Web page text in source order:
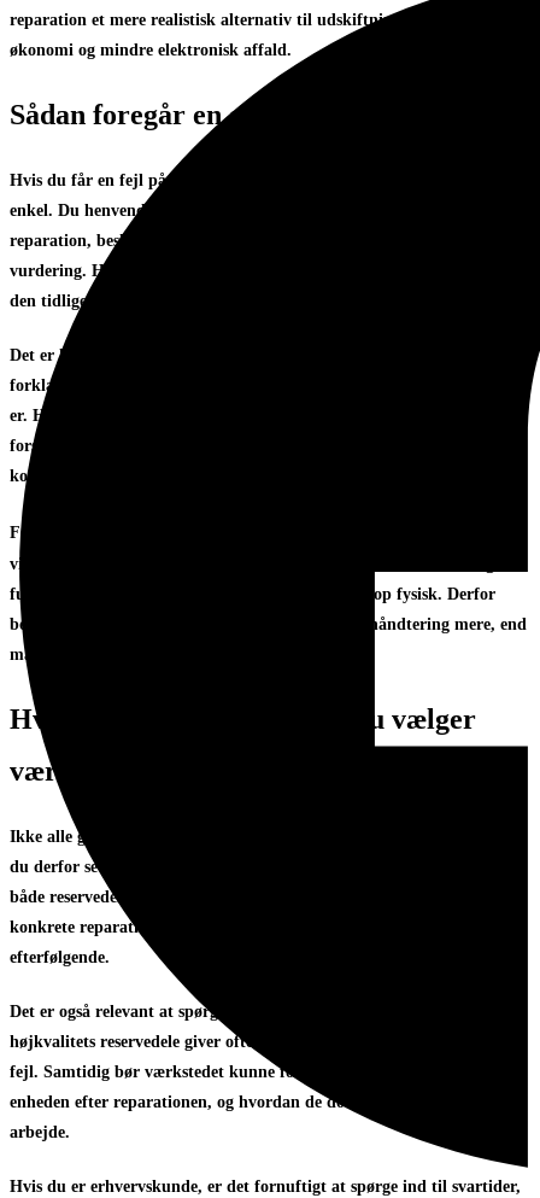
reparation et mere realistisk alternativ til udskiftning. Det giver bedre
økonomi og mindre elektronisk affald.
Sådan foregår en garantisag i praksis
Hvis du får en fejl på en tidligere repareret enhed, bør processen være
enkel. Du henvender dig med oplysninger om den oprindelige
reparation, beskriver fejlen og afleverer eller indsender enheden til
vurdering. Herefter undersøger værkstedet, om fejlen er relateret til
den tidligere reparation.
Det er her gennemsigtighed er afgørende. Kunden skal have en klar
forklaring på, om der er tale om en garantisag, og hvad næste skridt
er. Hvis fejlen er dækket, bør den blive udbedret uden unødig
forsinkelse. Hvis fejlen ikke er dækket, skal begrundelsen være
konkret og teknisk forståelig.
For kunder uden for lokalområdet er
vigtig del af oplevelsen. Garantien har først reel værdi, når den også
fungerer i praksis for kunder, der ikke kan møde op fysisk. Derfor
betyder logistik, statuskommunikation og sikker håndtering mere, end
mange tror.
Hvad du bør spørge om før du vælger
værksted
Ikke alle garantier er lige meget værd. Før du vælger et værksted, bør
du derfor se på mere end bare pris. Spørg gerne, om garantien gælder
både reservedel og arbejdsløn, om den dækker i 24 måneder på den
konkrete reparation, og hvordan værkstedet håndterer fejl, der opstår
efterfølgende.
Det er også relevant at spørge, hvilke dele der bruges. Originale eller
højkvalitets reservedele giver ofte mere stabil drift og færre gentagne
fejl. Samtidig bør værkstedet kunne forklare, hvordan de tester
enheden efter reparationen, og hvordan de dokumenterer det udførte
arbejde.
Hvis du er erhvervskunde, er det fornuftigt at spørge ind til svartider,